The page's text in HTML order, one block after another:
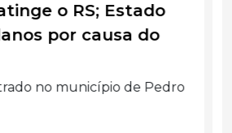
dos trabalhos, CPI
indiciamento
apresentadas, o relatório